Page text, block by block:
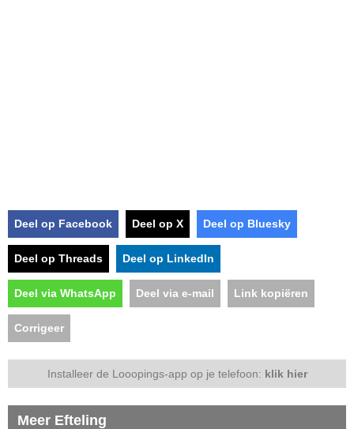
Deel op Facebook Deel op X Deel op Bluesky
Deel op Threads Deel op LinkedIn
Deel via WhatsApp Deel via e-mail Link kopiëren
Corrigeer
Installeer de Looopings-app op je telefoon: klik hier
Meer Efteling